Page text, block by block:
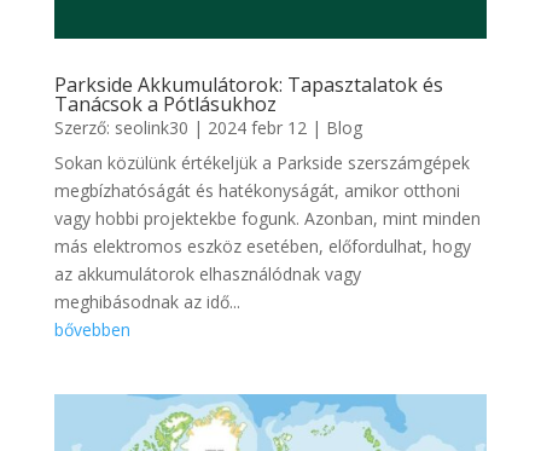
Parkside Akkumulátorok: Tapasztalatok és
Tanácsok a Pótlásukhoz
Szerző: seolink30 | 2024 febr 12| Blog
Sokan közülünk értékeljük a Parkside szerszámgépek
megbízhatóságát és hatékonyságát, amikor otthoni
vagy hobbi projektekbe fogunk. Azonban, mint minden
más elektromos eszköz esetében, előfordulhat, hogy
az akkumulátorok elhasználódnak vagy
meghibásodnak az idő...
bővebben